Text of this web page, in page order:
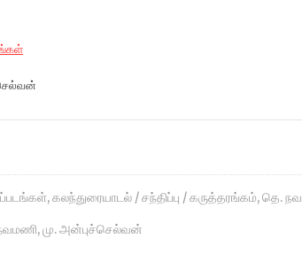
,கலந்துரையாடல் / சந்திப்பு / கருத்தரங்கம்,தெ.
,மு. அன்புச்செல்வன்